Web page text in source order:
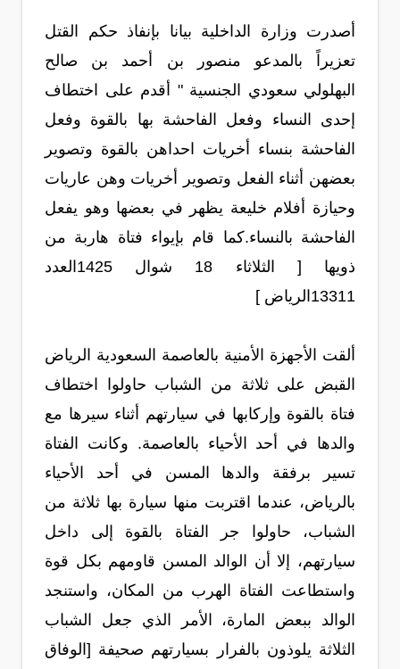
أصدرت وزارة الداخلية بيانا بإنفاذ حكم القتل
تعزيراً بالمدعو منصور بن أحمد بن صالح
البهلولي سعودي الجنسية " أقدم على اختطاف
إحدى النساء وفعل الفاحشة بها بالقوة وفعل
الفاحشة بنساء أخريات احداهن بالقوة وتصوير
بعضهن أثناء الفعل وتصوير أخريات وهن عاريات
وحيازة أفلام خليعة يظهر في بعضها وهو يفعل
الفاحشة بالنساء.كما قام بإيواء فتاة هاربة من
ذويها [ الثلاثاء 18 شوال 1425العدد
13311الرياض ]
ألقت الأجهزة الأمنية بالعاصمة السعودية الرياض
القبض على ثلاثة من الشباب حاولوا اختطاف
فتاة بالقوة وإركابها في سيارتهم أثناء سيرها مع
والدها في أحد الأحياء بالعاصمة. وكانت الفتاة
تسير برفقة والدها المسن في أحد الأحياء
بالرياض، عندما اقتربت منها سيارة بها ثلاثة من
الشباب، حاولوا جر الفتاة بالقوة إلى داخل
سيارتهم، إلا أن الوالد المسن قاومهم بكل قوة
واستطاعت الفتاة الهرب من المكان، واستنجد
الوالد ببعض المارة، الأمر الذي جعل الشباب
الثلاثة يلوذون بالفرار بسيارتهم صحيفة [الوفاق